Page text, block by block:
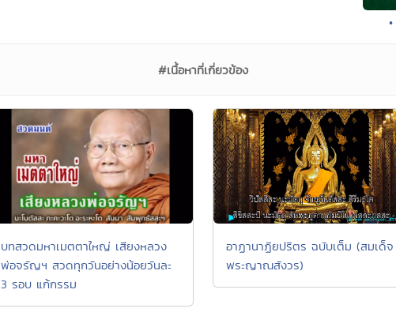
#เนื้อหาที่เกี่ยวข้อง
บทสวดมหาเมตตาใหญ่ เสียงหลวง
พ่อจรัญฯ สวดทุกวันอย่างน้อยวันละ
3 รอบ แก้กรรม
อาฏานาฏิยปริตร ฉบับเต็ม (สมเด็จ
พระญาณสังวร)